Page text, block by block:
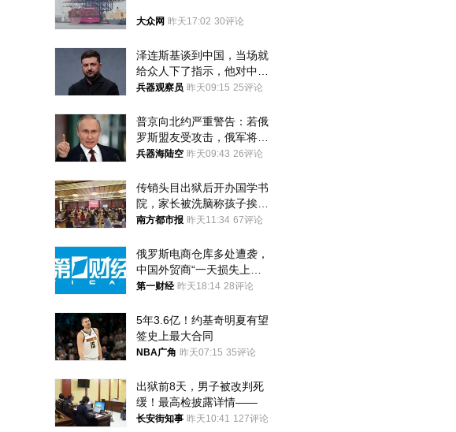
大众网 昨天17:02 30评论
泽连斯基谈到中国，当场就
给众人下了指示，他对中国
和中乌关系，显然又有了新
兵器观察员 昨天09:15 25评论
普京向北约严重警告：若俄
罗斯盟友受攻击，俄军将动
用核武器保护
兵器海陆空 昨天09:43 26评论
传销头目出狱后开办国学书
院，家长被洗脑称孩子挨打
才有效果
南方都市报 昨天11:34 67评论
俄罗斯电商仓库多处遭袭，
中国外贸商“一天损失上
万”紧急清仓
第一财经 昨天18:14 28评论
5年3.6亿！约基奇明夏有望
签史上最大合同
NBA广角 昨天07:15 35评论
出狱前8天，男子被改判死
缓！最高检披露详情——
长安街知事 昨天10:41 127评论